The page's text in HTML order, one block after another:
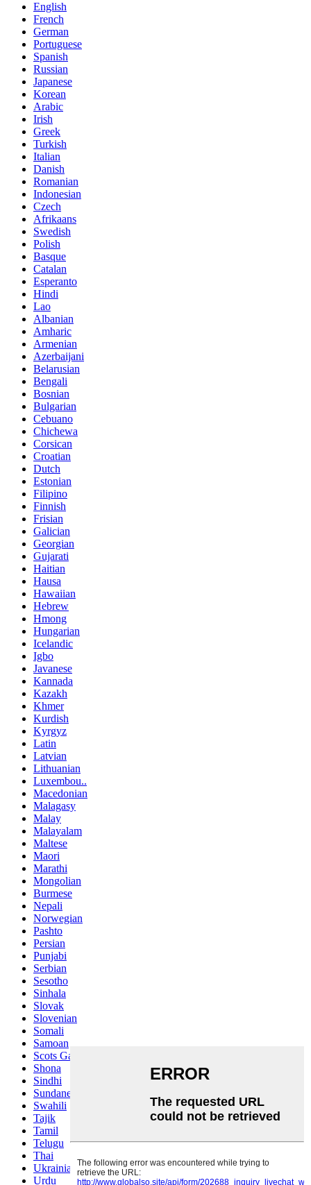
English
French
German
Portuguese
Spanish
Russian
Japanese
Korean
Arabic
Irish
Greek
Turkish
Italian
Danish
Romanian
Indonesian
Czech
Afrikaans
Swedish
Polish
Basque
Catalan
Esperanto
Hindi
Lao
Albanian
Amharic
Armenian
Azerbaijani
Belarusian
Bengali
Bosnian
Bulgarian
Cebuano
Chichewa
Corsican
Croatian
Dutch
Estonian
Filipino
Finnish
Frisian
Galician
Georgian
Gujarati
Haitian
Hausa
Hawaiian
Hebrew
Hmong
Hungarian
Icelandic
Igbo
Javanese
Kannada
Kazakh
Khmer
Kurdish
Kyrgyz
Latin
Latvian
Lithuanian
Luxembou..
Macedonian
Malagasy
Malay
Malayalam
Maltese
Maori
Marathi
Mongolian
Burmese
Nepali
Norwegian
Pashto
Persian
Punjabi
Serbian
Sesotho
Sinhala
Slovak
Slovenian
Somali
Samoan
Scots Gaelic
Shona
Sindhi
Sundanese
Swahili
Tajik
Tamil
Telugu
Thai
Ukrainian
Urdu